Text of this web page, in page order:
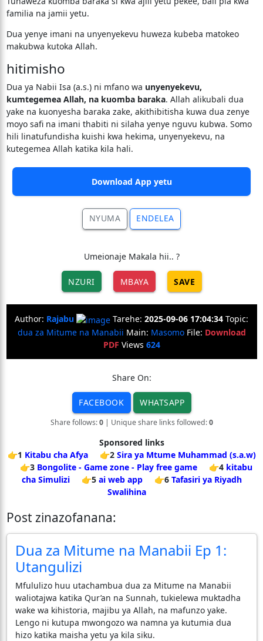
familia na jamii yetu.
Dua yenye imani na unyenyekevu huweza kubeba matokeo
makubwa kutoka Allah.
hitimisho
Dua ya Nabii Isa (a.s.) ni mfano wa unyenyekevu,
kumtegemea Allah, na kuomba baraka. Allah alikubali dua
yake na kuonyesha baraka zake, akithibitisha kuwa dua zenye
moyo safi na imani thabiti ni silaha yenye nguvu kubwa. Somo
hili linatufundisha kuishi kwa hekima, unyenyekevu, na
kutegemea Allah katika kila hali.
Download App yetu
NYUMA ENDELEA
Umeionaje Makala hii.. ?
NZURI MBAYA SAVE
Author: Rajabu Tarehe: 2025-09-06 17:04:34 Topic:
dua za Mitume na Manabii Main: MasomoFile: Download
PDF Views 624
Share On:
FACEBOOK WHATSAPP
Share follows:0| Unique share links followed:0
Sponsored links
👉1 Kitabu cha Afya 👉2 Sira ya Mtume Muhammad (s.a.w)
👉3 Bongolite - Game zone - Play free game 👉4 kitabu
cha Simulizi
👉5 ai web app 👉6 Tafasiri ya Riyadh
Swalihina
Post zinazofanana:
Dua za Mitume na Manabii Ep 1:
Utangulizi
Mfululizo huu utachambua dua za Mitume na Manabii
waliotajwa katika Qur’an na Sunnah, tukielewa muktadha
wake wa kihistoria, majibu ya Allah, na mafunzo yake.
Lengo ni kutupa mwongozo wa namna ya kutumia dua
hizo katika maisha yetu ya kila siku.